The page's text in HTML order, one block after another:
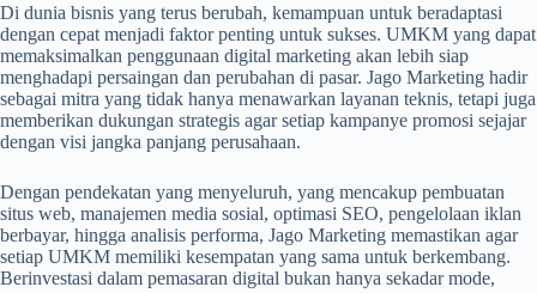
Di dunia bisnis yang terus berubah, kemampuan untuk beradaptasi
dengan cepat menjadi faktor penting untuk sukses. UMKM yang dapat
memaksimalkan penggunaan digital marketing akan lebih siap
menghadapi persaingan dan perubahan di pasar. Jago Marketing hadir
sebagai mitra yang tidak hanya menawarkan layanan teknis, tetapi juga
memberikan dukungan strategis agar setiap kampanye promosi sejajar
dengan visi jangka panjang perusahaan.
Dengan pendekatan yang menyeluruh, yang mencakup pembuatan
situs web, manajemen media sosial, optimasi SEO, pengelolaan iklan
berbayar, hingga analisis performa, Jago Marketing memastikan agar
setiap UMKM memiliki kesempatan yang sama untuk berkembang.
Berinvestasi dalam pemasaran digital bukan hanya sekadar mode,